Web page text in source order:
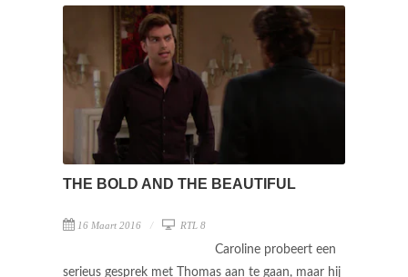
THE BOLD AND THE BEAUTIFUL
16 Maart 2016 RTL 8
Caroline probeert een
serieus gesprek met Thomas aan te gaan, maar hij